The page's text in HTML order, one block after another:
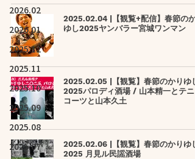
2026.02
2026.01
2025.12
2025.11
2025.10
2025.09
2025.08
2025.07
2025.02.04 |【観覧+配信】春節のか
ゆし2025ヤンバラー宮城ワンマン
2025.02.05 |【観覧】春節のかりゆし
2025パロディ酒場 / 山本精一とテニ
コーツと山本久土
2025.02.06 |【観覧】春節のかりゆし
2025 月見ル民謡酒場